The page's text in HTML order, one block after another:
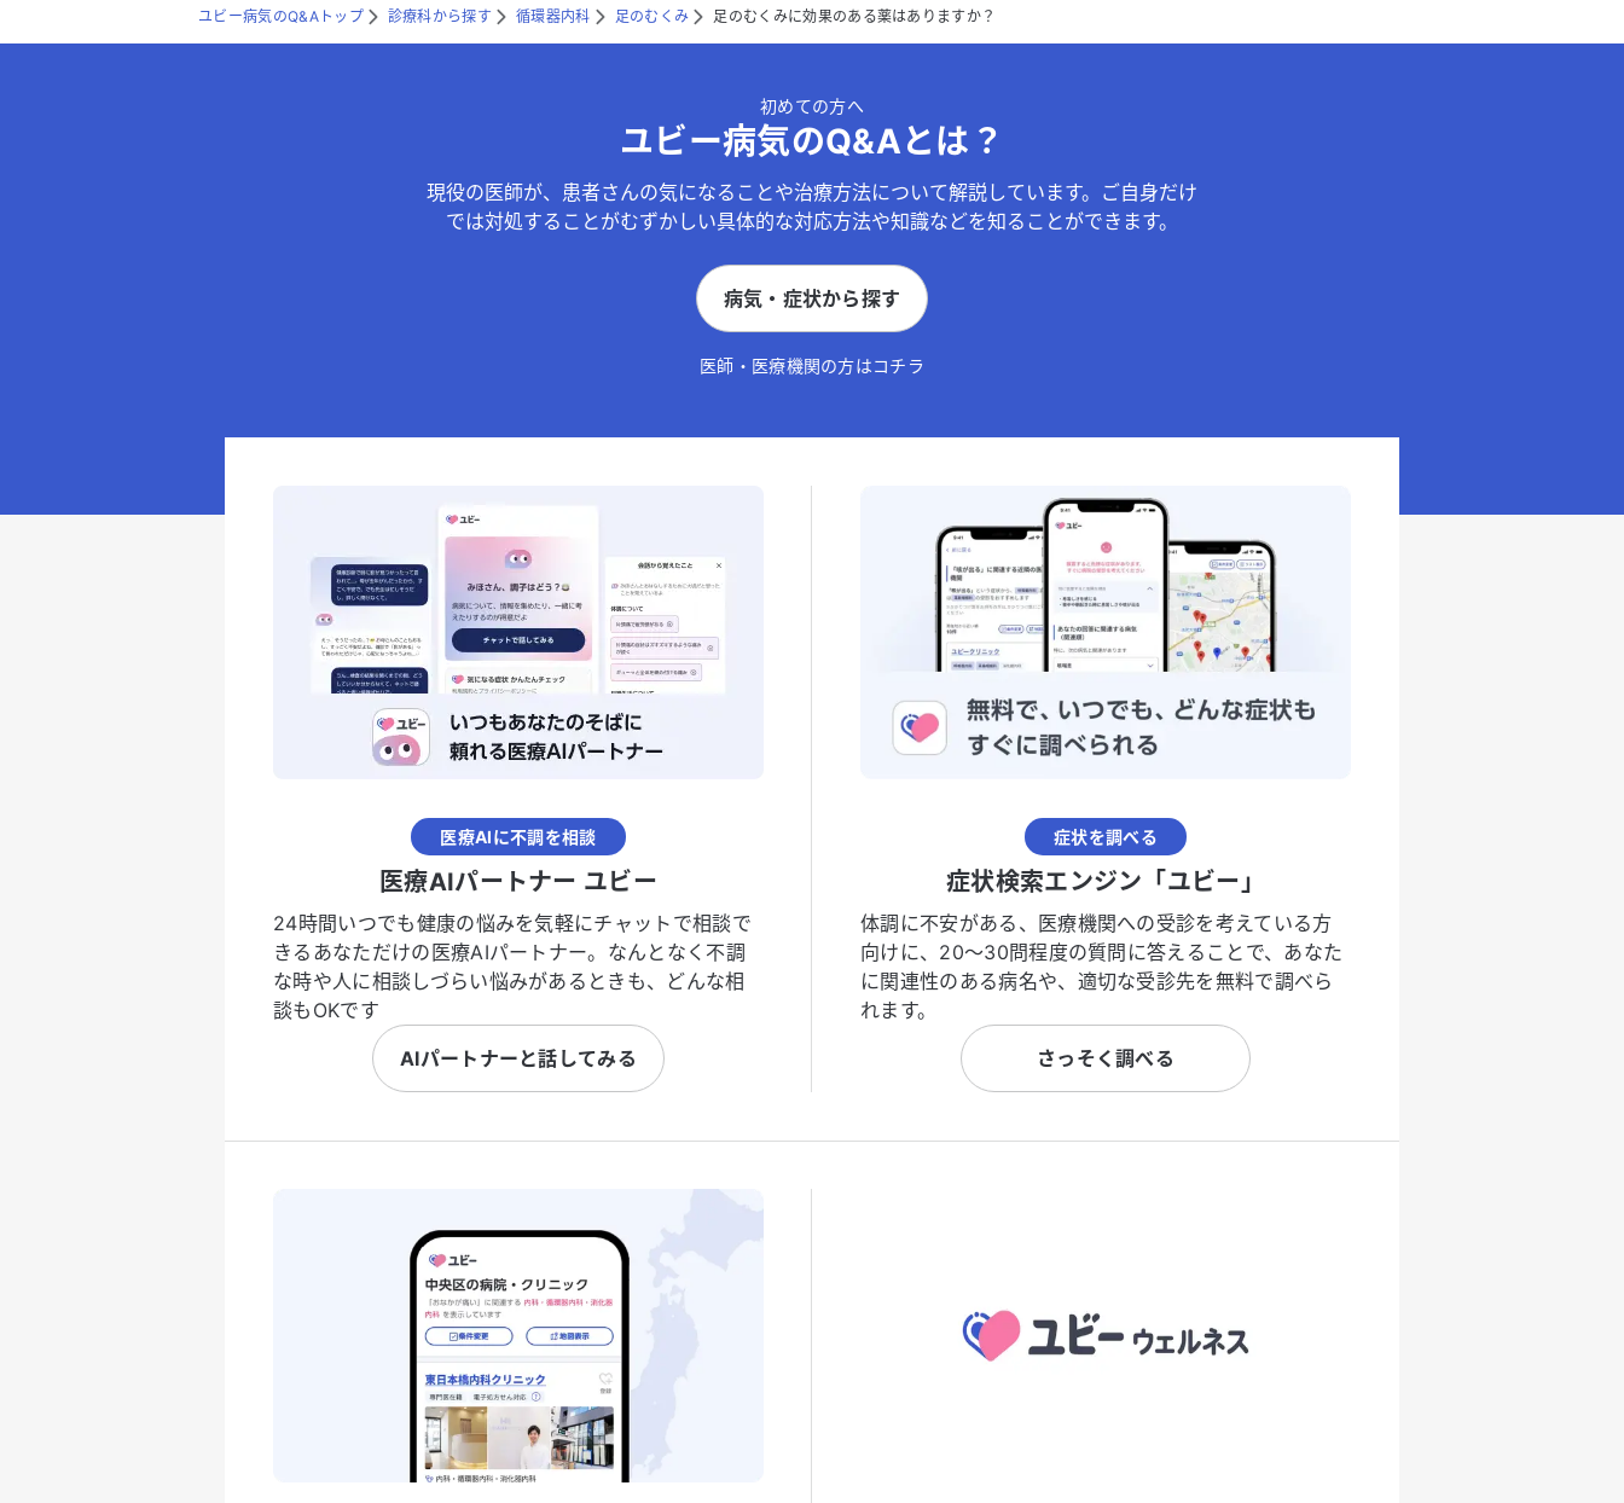
ユビー病気のQ&Aトップ 診療科から探す 循環器内科 足のむくみ 足のむくみに効果のある薬はありますか？
初めての方へ
ユビー病気のQ&Aとは？
現役の医師が、患者さんの気になることや治療方法について解説しています。ご自身だけ
では対処することがむずかしい具体的な対応方法や知識などを知ることができます。
病気・症状から探す
医師・医療機関の方はコチラ
医療AIに不調を相談
医療AIパートナー ユビー
24時間いつでも健康の悩みを気軽にチャットで相談で
きるあなただけの医療AIパートナー。なんとなく不調
な時や人に相談しづらい悩みがあるときも、どんな相
談もOKです
AIパートナーと話してみる
症状を調べる
症状検索エンジン「ユビー」
体調に不安がある、医療機関への受診を考えている方
向けに、20〜30問程度の質問に答えることで、あなた
に関連性のある病名や、適切な受診先を無料で調べら
れます。
さっそく調べる